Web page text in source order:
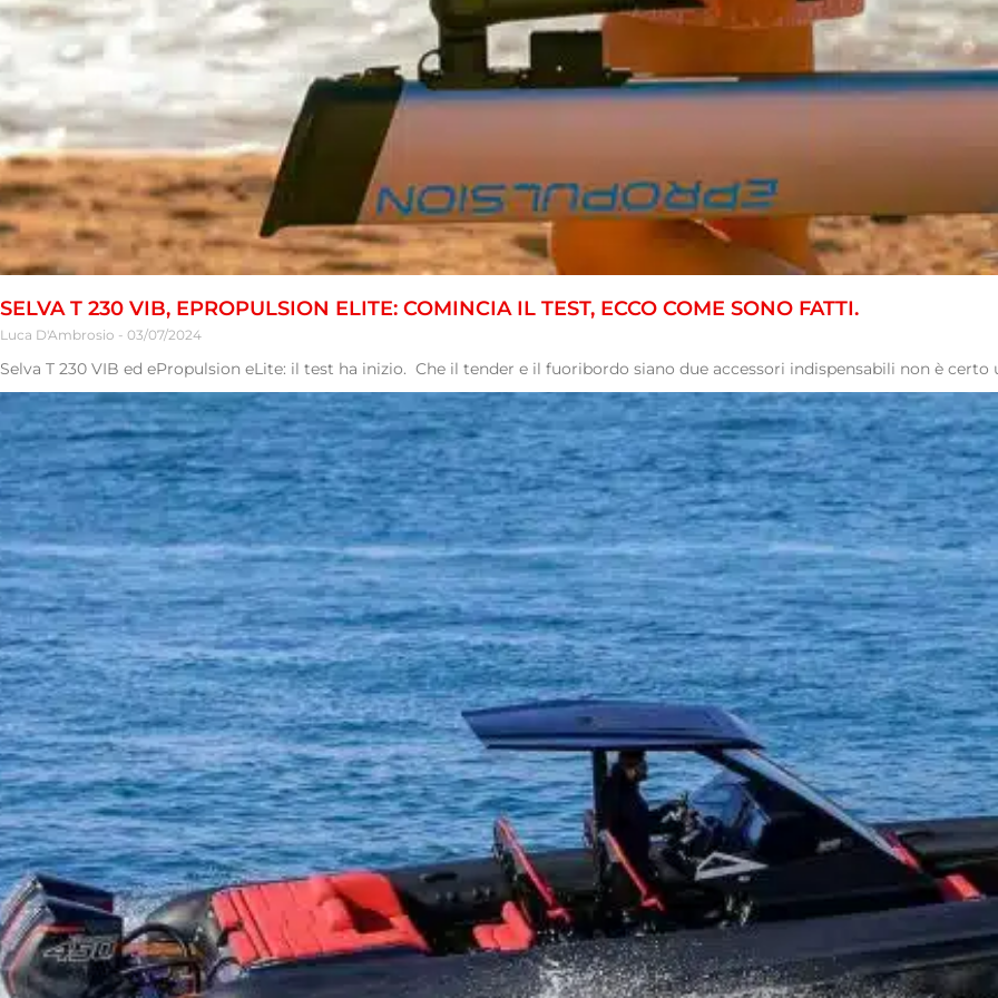
SELVA T 230 VIB, EPROPULSION ELITE: COMINCIA IL TEST, ECCO COME SONO FATTI.
Luca D'Ambrosio 03/07/2024
Selva T 230 VIB ed ePropulsion eLite: il test ha inizio. Che il tender e il fuoribordo siano due accessori indispensabili non è certo